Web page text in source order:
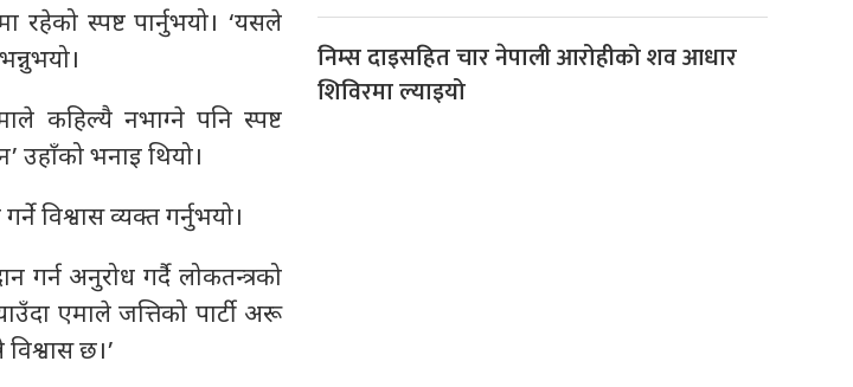
स्पष्ट पार्नुभयो। ‘यसले
कहिल्यै नभाग्ने पनि स्पष्ट
उहाँको भनाइ थियो।
विश्वास व्यक्त गर्नुभयो।
अनुरोध गर्दै लोकतन्त्रको
एमाले जत्तिको पार्टी अरू
छ।’
निम्स दाइसहित चार नेपाली आरोहीको शव आधार
शिविरमा ल्याइयो